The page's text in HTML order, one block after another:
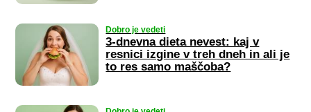
Dobro je vedeti
3-dnevna dieta nevest: kaj v
resnici izgine v treh dneh in ali je
to res samo maščoba?